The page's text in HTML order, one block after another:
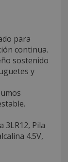
para
continua.
sostenido
y
3LR12, Pila
4.5V,